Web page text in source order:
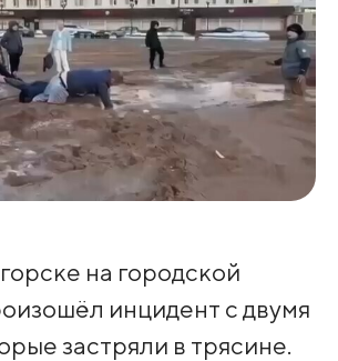
на городской
инцидент с двумя
застряли в трясине.